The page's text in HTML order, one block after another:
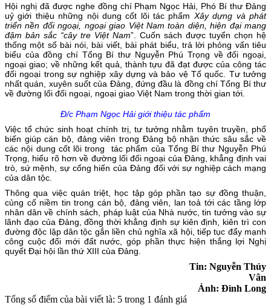
Hội nghị đã được nghe đồng chí Phạm Ngọc Hải, Phó Bí thư Đảng
uỷ giới thiệu những nội dung cốt lõi tác phẩm Xây dựng và phát
triển nền đối ngoại, ngoại giao Việt Nam toàn diện, hiện đại mang
đậm bản sắc “cây tre Việt Nam”. Cuốn sách được tuyển chọn hệ
thống một số bài nói, bài viết, bài phát biểu, trả lời phỏng vấn tiêu
biểu của đồng chí Tổng Bí thư Nguyễn Phú Trọng về đối ngoại,
ngoại giao; về những kết quả, thành tựu đã đạt được của công tác
đối ngoại trong sự nghiệp xây dựng và bảo vệ Tổ quốc. Tư tưởng
nhất quán, xuyên suốt của Đảng, đứng đầu là đồng chí Tổng Bí thư
về đường lối đối ngoại, ngoại giao Việt Nam trong thời gian tới.
Đ/c Phạm Ngọc Hải giới thiệu tác phẩm
Việc tổ chức sinh hoạt chính trị, tư tưởng nhằm tuyên truyền, phổ
biến giúp cán bộ, đảng viên trong Đảng bộ nhận thức sâu sắc về
các nội dung cốt lõi trong tác phẩm của Tổng Bí thư Nguyễn Phú
Trọng, hiểu rõ hơn về đường lối đối ngoại của Đảng, khẳng định vai
trò, sứ mệnh, sự cống hiến của Đảng đối với sự nghiệp cách mạng
của dân tộc.
Thông qua việc quán triệt, học tập góp phần tạo sự đồng thuận,
củng cố niềm tin trong cán bộ, đảng viên, lan toả tới các tầng lớp
nhân dân về chính sách, pháp luật của Nhà nước, tin tưởng vào sự
lãnh đạo của Đảng, đồng thời khẳng định sự kiên định, kiên trì con
đường độc lập dân tộc gắn liền chủ nghĩa xã hội, tiếp tục đẩy mạnh
công cuộc đổi mới đất nước, góp phần thực hiện thắng lợi Nghị
quyết Đại hội lần thứ XIII của Đảng.
Tin: Nguyễn Thúy
Vân
Ảnh: Đình Long
Tổng số điểm của bài viết là: 5 trong 1 đánh giá